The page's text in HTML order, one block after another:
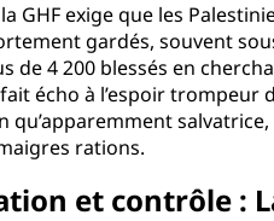
GHF exige que les
gardés, souvent
de 4 200 blessés en
écho à l’espoir
qu’apparemment
rations.
et contrôle :